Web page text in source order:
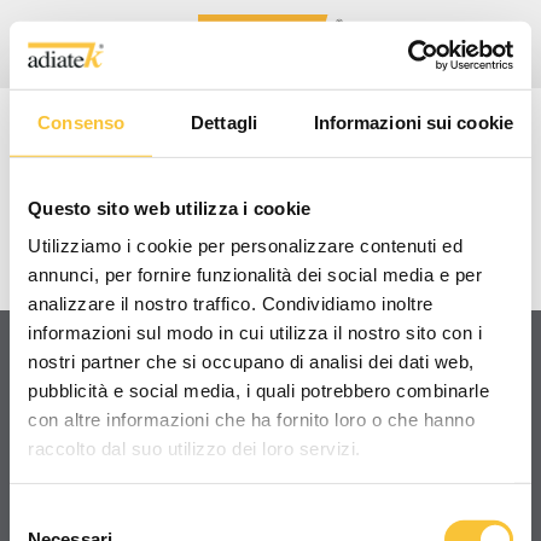
Consenso Dettagli Informazioni sui cookie
Questo sito web utilizza i cookie
Utilizziamo i cookie per personalizzare contenuti ed
annunci, per fornire funzionalità dei social media e per
analizzare il nostro traffico. Condividiamo inoltre
informazioni sul modo in cui utilizza il nostro sito con i
nostri partner che si occupano di analisi dei dati web,
pubblicità e social media, i quali potrebbero combinarle
con altre informazioni che ha fornito loro o che hanno
raccolto dal suo utilizzo dei loro servizi.
BABY 43
VIDEO TUTORIAL/TECNICI
Condividi